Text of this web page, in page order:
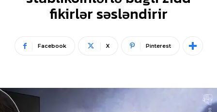
fikirlər səsləndirir
Facebook X Pinterest